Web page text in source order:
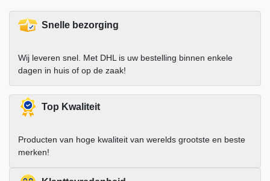
Snelle bezorging
Wij leveren snel. Met DHL is uw bestelling binnen enkele
dagen in huis of op de zaak!
Top Kwaliteit
Producten van hoge kwaliteit van werelds grootste en beste
merken!